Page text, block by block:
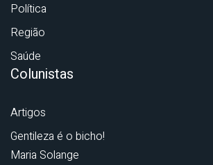
Política
Região
Saúde
Colunistas
Artigos
Gentileza é o bicho!
Maria Solange